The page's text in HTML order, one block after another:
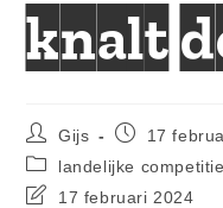
knalt
Bericht
auteur:
Gijs
Bericht
op:
17
Berichtcategorie:
landelijke competitie
Laatste17 februari 2024